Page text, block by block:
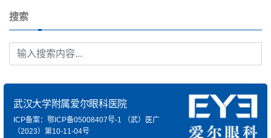
搜索
武汉大学附属爱尔眼科医院
ICP备案：鄂ICP备05008407号-1 （武）医广
（2023）第10-11-04号